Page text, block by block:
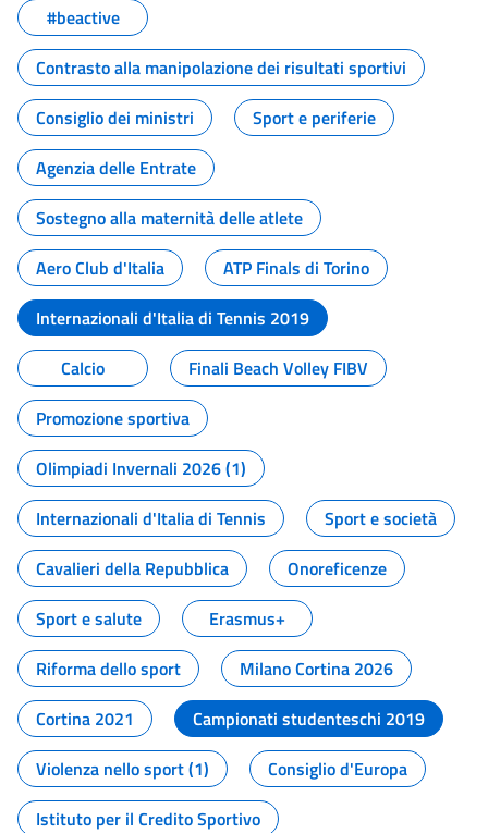
#beactive
Contrasto alla manipolazione dei risultati sportivi
Consiglio dei ministri
Sport e periferie
Agenzia delle Entrate
Sostegno alla maternità delle atlete
Aero Club d'Italia
ATP Finals di Torino
Internazionali d'Italia di Tennis 2019
Calcio
Finali Beach Volley FIBV
Promozione sportiva
Olimpiadi Invernali 2026 (1)
Internazionali d'Italia di Tennis
Sport e società
Cavalieri della Repubblica
Onoreficenze
Sport e salute
Erasmus+
Riforma dello sport
Milano Cortina 2026
Cortina 2021
Campionati studenteschi 2019
Violenza nello sport (1)
Consiglio d'Europa
Istituto per il Credito Sportivo